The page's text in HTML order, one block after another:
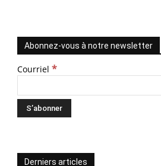
Abonnez-vous à notre newsletter
Courriel *
Derniers articles